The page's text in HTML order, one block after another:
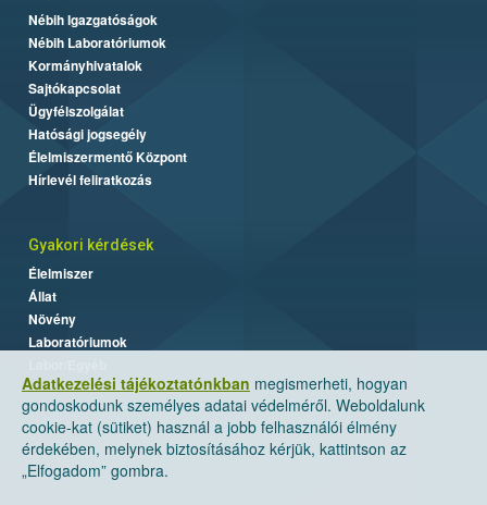
Adatkezelési tájékoztatónkban megismerheti, hogyan
gondoskodunk személyes adatai védelméről. Weboldalunk
cookie-kat (sütiket) használ a jobb felhasználói élmény
érdekében, melynek biztosításához kérjük, kattintson az
„Elfogadom” gombra.
Nébih Igazgatóságok
Nébih Laboratóriumok
Kormányhivatalok
Sajtókapcsolat
Ügyfélszolgálat
Hatósági jogsegély
Élelmiszermentő Központ
Hírlevél feliratkozás
Gyakori kérdések
Élelmiszer
Állat
Növény
Laboratóriumok